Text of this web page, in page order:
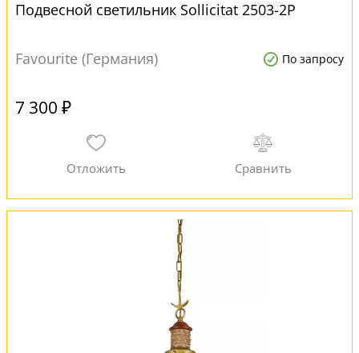
Подвесной светильник Sollicitat 2503-2P
Favourite (Германия) По запросу
7 300 ₽